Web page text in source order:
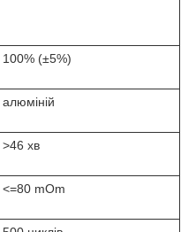
100% (±5%)
алюміній
>46 хв
<=80 mOm